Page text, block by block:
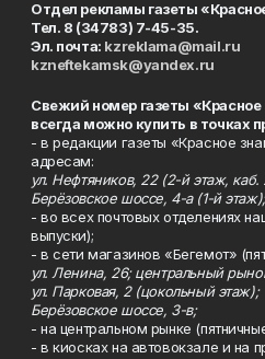
Отдел рекламы газеты
Тел. 8 (34783) 7-45-35.
Эл. почта: kzreklama@mail.ru
kzneftekamsk@yandex.ru
Свежий номер газеты
всегда можно купить в точках
- в редакции газеты «Красное
адресам:
ул. Нефтяников, 22 (2-й этаж, каб.
Берёзовское шоссе, 4-а (1-й этаж);
- во всех почтовых отделениях
выпуски);
- в сети магазинов «Бегемот»
ул. Ленина, 26; центральный
ул. Парковая, 2 (цокольный этаж);
Берёзовское шоссе, 3-в;
- на центральном рынке
- в киосках на автовокзале и на